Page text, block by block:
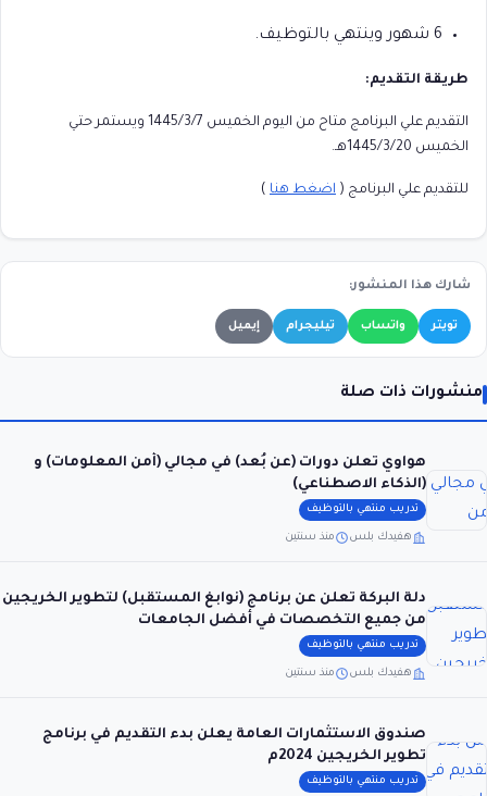
6 شهور وينتهي بالتوظيف.
طريقة التقديم:
التقديم علي البرنامج متاح من اليوم الخميس 1445/3/7 ويستمر حتي
الخميس 1445/3/20هـ.
للتقديم علي البرنامج ( اضغط هنا )
شارك هذا المنشور:
تويتر واتساب تيليجرام إيميل
منشورات ذات صلة
هواوي تعلن دورات (عن بُعد) في مجالي (أمن المعلومات) و
(الذكاء الاصطناعي)
تدريب منتهي بالتوظيف
هفيدك بلس منذ سنتين
دلة البركة تعلن عن برنامج (نوابغ المستقبل) لتطوير الخريجين
من جميع التخصصات في أفضل الجامعات
تدريب منتهي بالتوظيف
هفيدك بلس منذ سنتين
صندوق الاستثمارات العامة يعلن بدء التقديم في برنامج
تطوير الخريجين 2024م
تدريب منتهي بالتوظيف